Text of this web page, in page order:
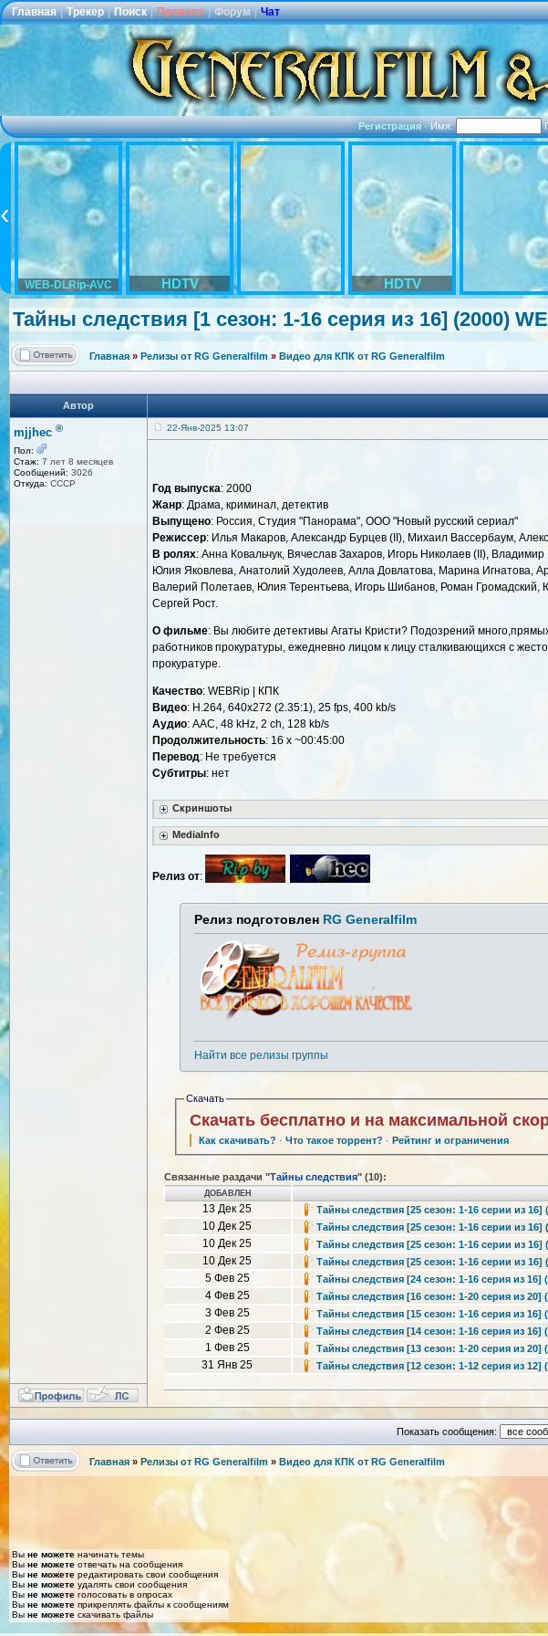
Главная | Трекер | Поиск | Правила | Форум | Чат
Регистрация·Имя:
WEB-DLRip-AVC HDTV HDTV
Тайны следствия [1 сезон: 1-16 серия из 16] (2000)
Главная » Релизы от RG Generalfilm » Видео для КПК от RG Generalfilm
Автор
mjjhec ®
Пол:
Стаж: 7 лет 8 месяцев
Сообщений: 3026
Откуда: СССР
22-Янв-2025 13:07
Год выпуска: 2000
Жанр: Драма, криминал, детектив
Выпущено: Россия, Студия "Панорама", ООО "Новый русский сериал"
Режиссер: Илья Макаров, Александр Бурцев (II), Михаил Вассербаум,
В ролях: Анна Ковальчук, Вячеслав Захаров, Игорь Николаев (II),
Юлия Яковлева, Анатолий Худолеев, Алла Довлатова, Марина Игнатова,
Валерий Полетаев, Юлия Терентьева, Игорь Шибанов, Роман
Сергей Рост.
О фильме: Вы любите детективы Агаты Кристи? Подозрений
работников прокуратуры, ежедневно лицом к лицу сталкивающихся с
прокуратуре.
Качество: WEBRip | КПК
Видео: H.264, 640x272 (2.35:1), 25 fps, 400 kb/s
Аудио: AAC, 48 kHz, 2 ch, 128 kb/s
Продолжительность: 16 x ~00:45:00
Перевод: Не требуется
Cубтитры: нет
Скриншоты
MediaInfo
Релиз от:
Релиз подготовлен RG Generalfilm
Найти все релизы группы
Скачать
Скачать бесплатно и на максимальной
Как скачивать? ·Что такое торрент? · Рейтинг и ограничения
Связанные раздачи "Тайны следствия" (10):
ДОБАВЛЕН
13 Дек 25 Тайны следствия [25 сезон: 1-16 серии из
10 Дек 25
Тайны следствия [25 сезон: 1-16 серии из 16]
10 Дек 25
Тайны следствия [25 сезон: 1-16 серии из 16]
10 Дек 25
Тайны следствия [25 сезон: 1-16 серии из 16]
5 Фев 25
Тайны следствия [24 сезон: 1-16 серия из 16]
4 Фев 25
Тайны следствия [16 сезон: 1-20 серия из 20]
3 Фев 25
Тайны следствия [15 сезон: 1-16 серия из 16]
2 Фев 25
Тайны следствия [14 сезон: 1-16 серия из 16]
1 Фев 25
Тайны следствия [13 сезон: 1-20 серия из 20]
31 Янв 25
Тайны следствия [12 сезон: 1-12 серия из 12]
Показать сообщения:
Главная » Релизы от RG Generalfilm » Видео для КПК от RG Generalfilm
Вы не можете начинать темы
Вы не можете отвечать на сообщения
Вы не можете редактировать свои сообщения
Вы не можете удалять свои сообщения
Вы не можете голосовать в опросах
Вы не можете прикреплять файлы к сообщениям
Вы не можете скачивать файлы